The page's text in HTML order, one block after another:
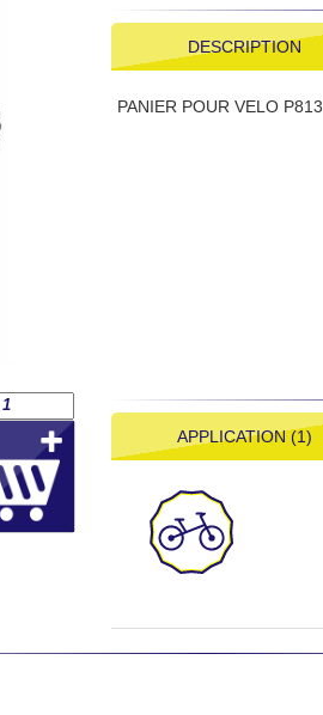
DESCRIPTION
PANIER POUR VELO P813
APPLICATION (1)